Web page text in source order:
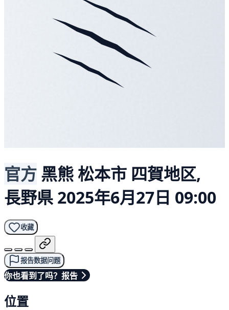
官方 黑熊 松本市 四賀地区,
長野県 2025年6月27日 09:00
收藏
报告数据问题
你也看到了吗？报告
位置